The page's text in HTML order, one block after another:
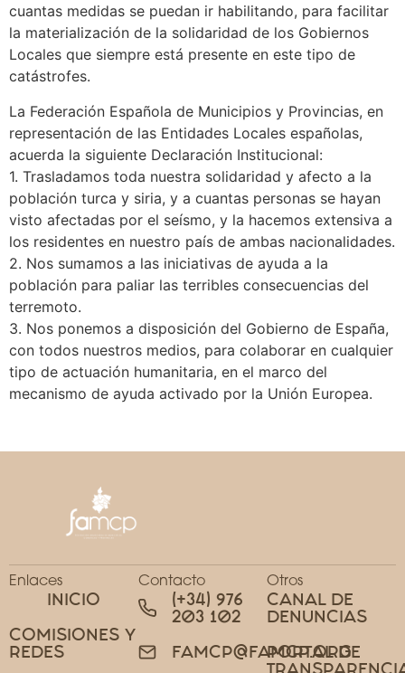
cuantas medidas se puedan ir habilitando, para facilitar
la materialización de la solidaridad de los Gobiernos
Locales que siempre está presente en este tipo de
catástrofes.
La Federación Española de Municipios y Provincias, en
representación de las Entidades Locales españolas,
acuerda la siguiente Declaración Institucional:
1. Trasladamos toda nuestra solidaridad y afecto a la
población turca y siria, y a cuantas personas se hayan
visto afectadas por el seísmo, y la hacemos extensiva a
los residentes en nuestro país de ambas nacionalidades.
2. Nos sumamos a las iniciativas de ayuda a la
población para paliar las terribles consecuencias del
terremoto.
3. Nos ponemos a disposición del Gobierno de España,
con todos nuestros medios, para colaborar en cualquier
tipo de actuación humanitaria, en el marco del
mecanismo de ayuda activado por la Unión Europea.
Enlaces
INICIO
COMISIONES Y
REDES
Contacto
(+34) 976
203 102
FAMCP@FAMCP.ORG
Otros
CANAL DE
DENUNCIAS
PORTAL DE